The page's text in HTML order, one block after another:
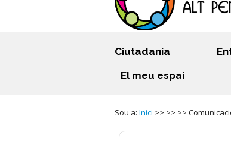
Ciutadania
El meu espai
Sou a: Inici >> >> >>